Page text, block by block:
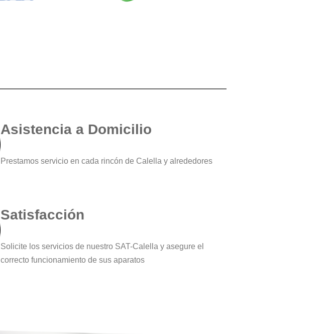
Asistencia a Domicilio
Prestamos servicio en cada rincón de Calella y alrededores
Satisfacción
Solicite los servicios de nuestro SAT-Calella y asegure el
correcto funcionamiento de sus aparatos